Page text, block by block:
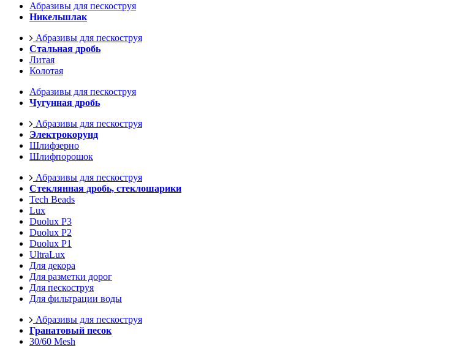
Абразивы для пескоструя
Никельшлак
Абразивы для пескоструя
Стальная дробь
Литая
Колотая
Абразивы для пескоструя
Чугунная дробь
Абразивы для пескоструя
Электрокорунд
Шлифзерно
Шлифпорошок
Абразивы для пескоструя
Стеклянная дробь, стеклошарики
Tech Beads
Lux
Duolux P3
Duolux P2
Duolux P1
UltraLux
Для декора
Для разметки дорог
Для пескоструя
Для фильтрации воды
Абразивы для пескоструя
Гранатовый песок
30/60 Mesh